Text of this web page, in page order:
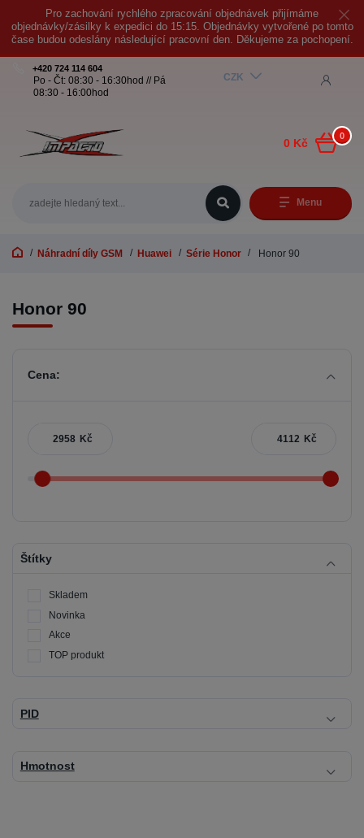
Pro zachování rychlého zpracování objednávek přijímáme
objednávky/zásilky k expedici do 15:15. Objednávky vytvořené po tomto
čase budou odeslány následující pracovní den. Děkujeme za pochopení.
Menu
CZK
+420 724 114 604
Po - Čt: 08:30 - 16:30hod // Pá
08:30 - 16:00hod
0
0 Kč
Náhradní díly GSM Huawei Série Honor Honor 90
Honor 90
Cena:
Kč Kč
Štítky
Skladem
Novinka
Akce
TOP produkt
PID
Hmotnost